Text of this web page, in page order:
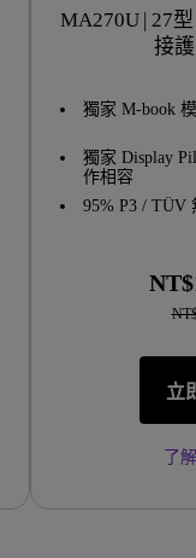
MA270U | 27型 4K最適合MAC外
接
獨家 M-book
獨家 Display
作相容
95% P3 / TÜV
立
了